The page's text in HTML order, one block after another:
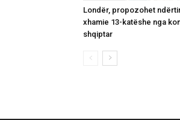
Londër, propozohet
xhamie 13-katëshe nga
shqiptar